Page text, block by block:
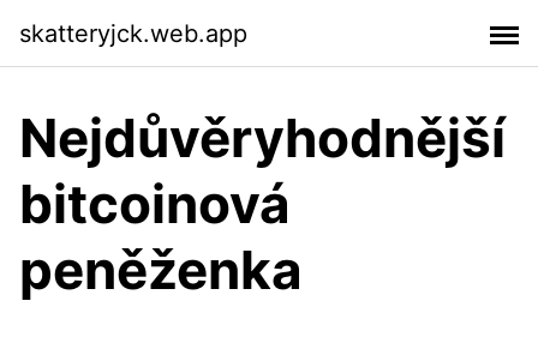
skatteryjck.web.app
Nejdůvěryhodnější
bitcoinová
peněženka